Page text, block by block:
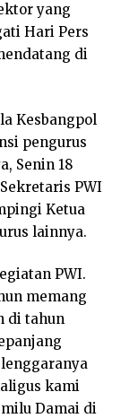
yang
Hari Pers
di
Kesbangpol
pengurus
Senin 18
PWI
Ketua
lainnya.
PWI.
memang
di tahun
kami
Damai di